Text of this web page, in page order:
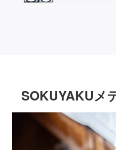
SOKUYAKUメ